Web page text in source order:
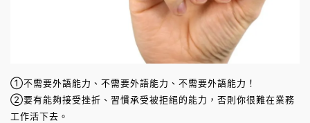
①不需要外語能力、不需要外語能力、不需要外語能力！
②要有能夠接受挫折、習慣承受被拒絕的能力，否則你很難在業務
工作活下去。